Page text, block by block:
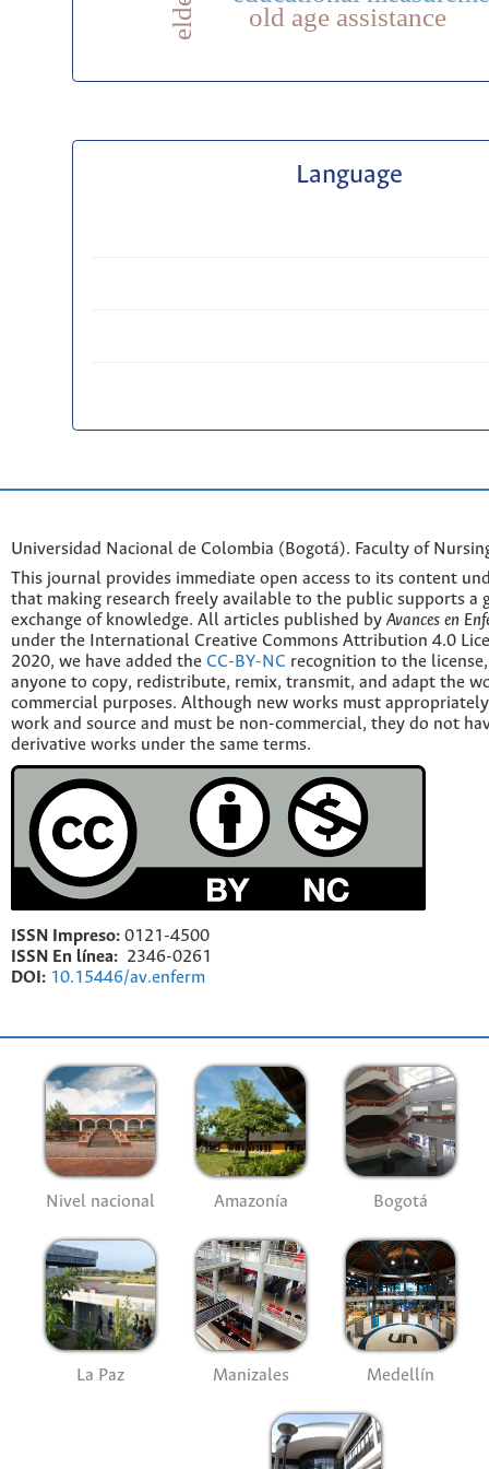
old age assistance
Language
Universidad Nacional de Colombia (Bogotá). Faculty of
This journal provides immediate open access to its content
that making research freely available to the public supports a
exchange of knowledge. All articles published by Avances en
under the International Creative Commons Attribution 4.0
2020, we have added the CC-BY-NC recognition to the
anyone to copy, redistribute, remix, transmit, and adapt the
commercial purposes. Although new works must
work and source and must be non-commercial, they do not
derivative works under the same terms.
ISSN Impreso: 0121-4500
ISSN En línea: 2346-0261
DOI: 10.15446/av.enferm
Nivel nacional Amazonía Bogotá
La Paz Manizales Medellín